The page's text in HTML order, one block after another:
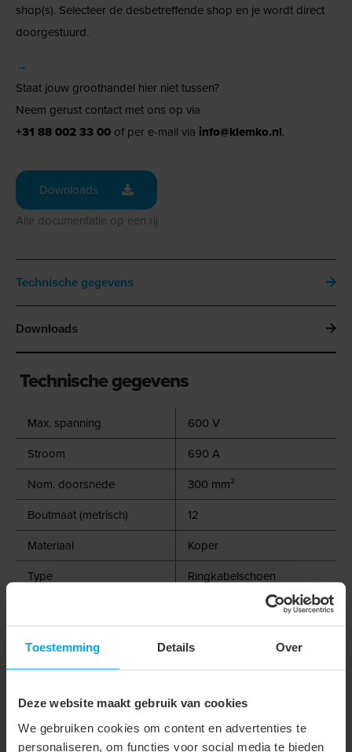
Toestemming Details Over
Deze website maakt gebruik van cookies
We gebruiken cookies om content en advertenties te
personaliseren, om functies voor social media te bieden
shop(s). Selecteer de desbetreffende shop en je wordt direct
doorgestuurd.
→
Staat jouw groothandel hier niet tussen?
Neem gerust contact met ons op via
+31 88 002 33 00 of per e-mail via info@klemko.nl.
Downloads
Alle documentatie op een rij
Technische gegevens
Downloads
Technische gegevens
Max. spanning
600 V
Stroom
690 A
Nom. doorsnede
300 mm²
Boutmaat (metrisch)
12
Materiaal
Koper
Type
Ringkabelschoen
Flensvorm
Ringvormig
Smalle flens uitvoering
Met zichtgat